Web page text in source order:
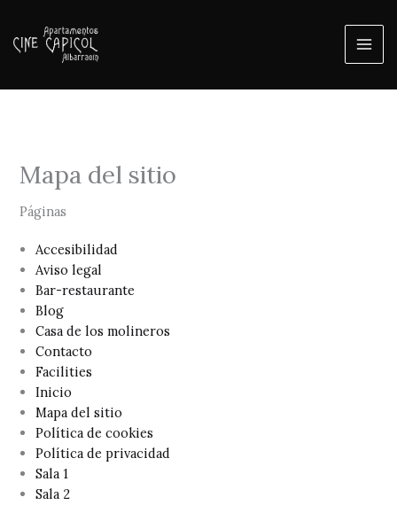
contenido
Mapa del sitio
Páginas
Accesibilidad
Aviso legal
Bar-restaurante
Blog
Casa de los molineros
Contacto
Facilities
Inicio
Mapa del sitio
Política de cookies
Política de privacidad
Sala 1
Sala 2